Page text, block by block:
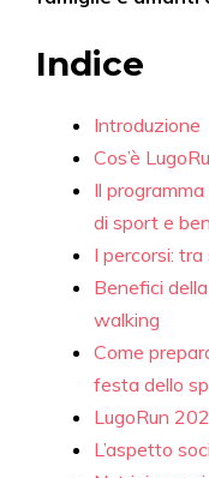
Indice
Introduzione
Cos’è
Il
di sport e
I percorsi:
Benefici
walking
Come
festa dello
LugoRun
L’aspetto